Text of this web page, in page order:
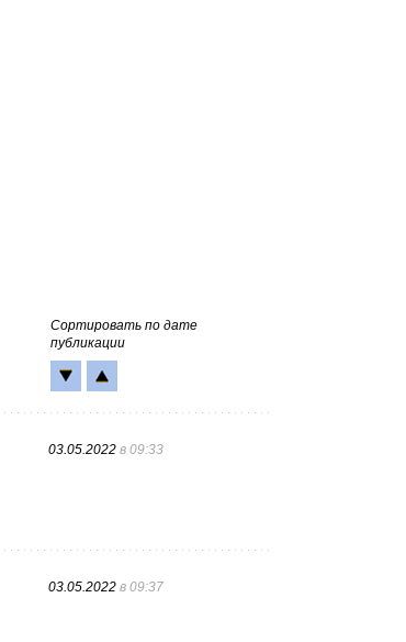
Сортировать по дате
публикации
03.05.2022 в 09:33
03.05.2022 в 09:37